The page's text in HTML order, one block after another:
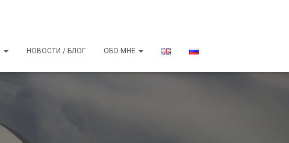
НОВОСТИ / БЛОГ ОБО МНЕ